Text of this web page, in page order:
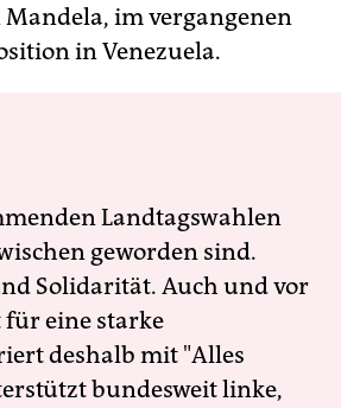
Mandela, im vergangenen
in Venezuela.
Landtagswahlen
geworden sind.
Solidarität. Auch und vor
für eine starke
deshalb mit "Alles
bundesweit linke,